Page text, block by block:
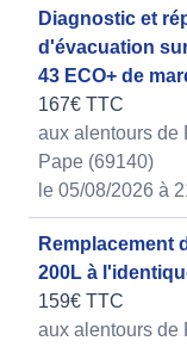
Diagnostic et
d'évacuation
43 ECO+ de
167€ TTC
aux alentours de
Pape (69140)
le 05/08/2026 à
Remplacement
200L à
159€ TTC
aux alentours de